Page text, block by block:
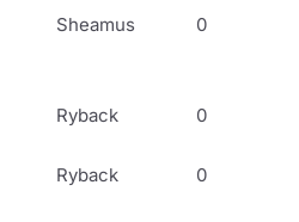
Sheamus 0
Ryback 0
Ryback 0